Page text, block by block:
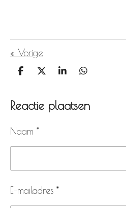
« Vorige
D
e
D
l
S
r
D
e
Reactie plaatsen
Naam *
E-mailadres *